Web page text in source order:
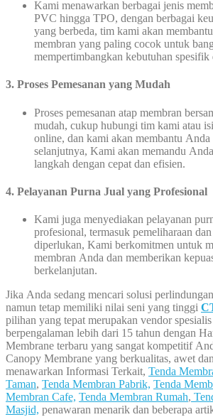
Kami menawarkan berbagai jenis
PVC hingga TPO, dengan berbagai
yang berbeda, tim kami akan
membran yang paling cocok untuk
mempertimbangkan kebutuhan spesifik
3. Proses Pemesanan yang Mudah
Proses pemesanan atap membran
mudah, cukup hubungi tim kami atau
online, dan kami akan membantu Anda
selanjutnya, Kami akan memandu
langkah dengan cepat dan efisien.
4. Pelayanan Purna Jual yang Profesional
Kami juga menyediakan pelayanan
profesional, termasuk pemeliharaan
diperlukan, Kami berkomitmen untuk
membran Anda dan memberikan
berkelanjutan.
Jika Anda sedang mencari solusi
namun tetap memiliki nilai seni yang tinggi
pilihan yang tepat merupakan vendor
berpengalaman lebih dari 15 tahun dengan
Membrane terbaru yang sangat kompetitif
Canopy Membrane yang berkualitas, awet
menawarkan Informasi Terkait, Tenda
Taman, Tenda Membran Pabrik, Tenda
Membran Cafe, Tenda Membran Rumah,
Masjid, penawaran menarik dan beberapa